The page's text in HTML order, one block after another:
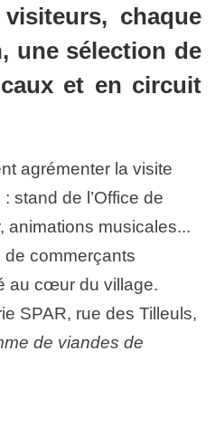
chaque
une sélection de
et en circuit
agrémenter la visite
stand de l’Office de
animations musicales...
commerçants
au cœur du village.
SPAR, rue des Tilleuls,
de viandes de